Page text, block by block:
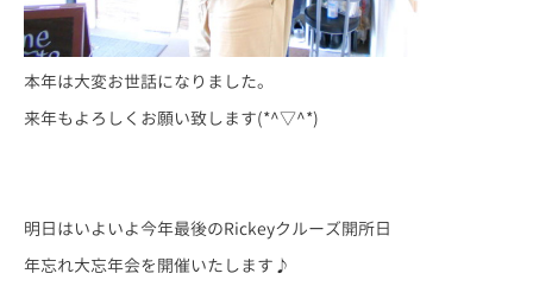
本年は大変お世話になりました。
来年もよろしくお願い致します(*^▽^*)
明日はいよいよ今年最後のRickeyクルーズ開所日
年忘れ大忘年会を開催いたします♪